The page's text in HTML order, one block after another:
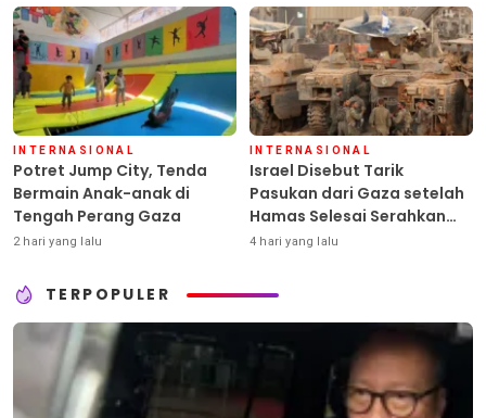
INTERNASIONAL
Potret Jump City, Tenda
Bermain Anak-anak di
Tengah Perang Gaza
2 hari yang lalu
INTERNASIONAL
Israel Disebut Tarik
Pasukan dari Gaza setelah
Hamas Selesai Serahkan
Senjata
4 hari yang lalu
TERPOPULER